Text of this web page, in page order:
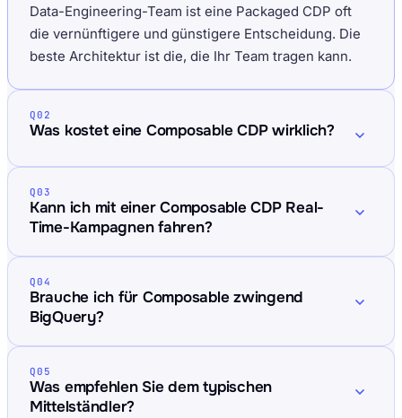
Data-Engineering-Team ist eine Packaged CDP oft
die vernünftigere und günstigere Entscheidung. Die
beste Architektur ist die, die Ihr Team tragen kann.
Q02
Was kostet eine Composable CDP wirklich?
Q03
Kann ich mit einer Composable CDP Real-
Time-Kampagnen fahren?
Q04
Brauche ich für Composable zwingend
BigQuery?
Q05
Was empfehlen Sie dem typischen
Mittelständler?